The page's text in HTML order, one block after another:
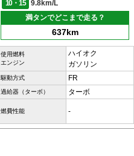
10・15
9.8km/L
満タンでどこまで走る？
637km
使用燃料
エンジン
ハイオク
ガソリン
駆動方式 FR
過給器（ターボ） ターボ
燃費性能 -